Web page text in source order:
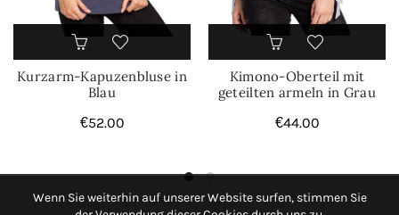
Kurzarm-Kapuzenbluse in
Blau
€52.00
Kimono-Oberteil mit
geteilten armeln in Grau
€44.00
Wenn Sie weiterhin auf unserer Website surfen, stimmen Sie